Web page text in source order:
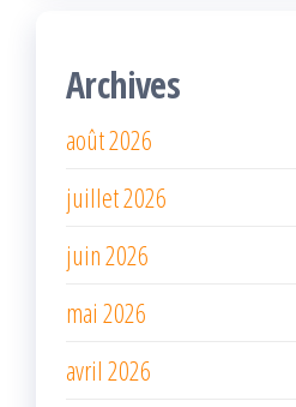
Archives
août 2026
juillet 2026
juin 2026
mai 2026
avril 2026